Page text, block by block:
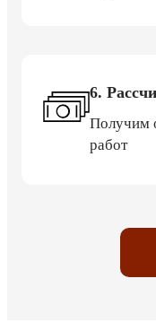
6.
Получим
работ